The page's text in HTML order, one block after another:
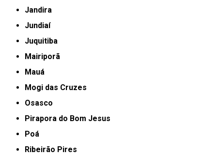
Jandira
Jundiaí
Juquitiba
Mairiporã
Mauá
Mogi das Cruzes
Osasco
Pirapora do Bom Jesus
Poá
Ribeirão Pires